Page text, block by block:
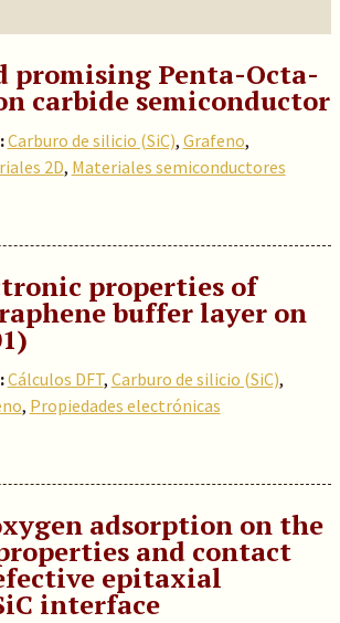
promising Penta-Octa-
carbide semiconductor
Carburo de silicio (SiC), Grafeno,
2D, Materiales semiconductores
properties of
buffer layer on
Cálculos DFT, Carburo de silicio (SiC),
, Propiedades electrónicas
adsorption on the
and contact
epitaxial
interface